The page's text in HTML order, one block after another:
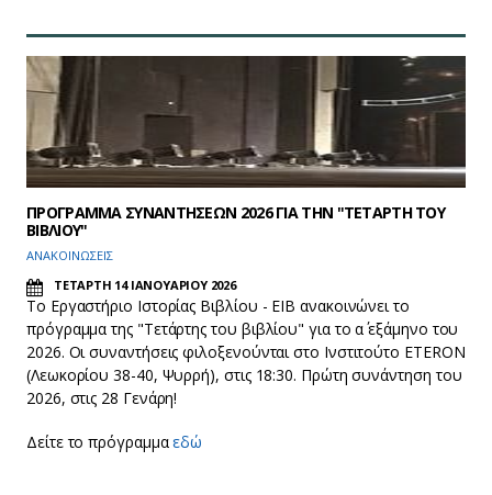
ΠΡΟΓΡΑΜΜΑ ΣΥΝΑΝΤΗΣΕΩΝ 2026 ΓΙΑ ΤΗΝ "ΤΕΤΑΡΤΗ ΤΟΥ
ΒΙΒΛΙΟΥ"
ΑΝΑΚΟΙΝΩΣΕΙΣ
ΤΕΤΑΡΤΗ 14 ΙΑΝΟΥΑΡΙΟΥ 2026
Το Εργαστήριο Ιστορίας Βιβλίου - ΕΙΒ ανακοινώνει το
πρόγραμμα της "Τετάρτης του βιβλίου" για το α΄ εξάμηνο του
2026. Οι συναντήσεις φιλοξενούνται στο Ινστιτούτο ETERON
(Λεωκορίου 38-40, Ψυρρή), στις 18:30. Πρώτη συνάντηση του
2026, στις 28 Γενάρη!
Δείτε το πρόγραμμαεδώ